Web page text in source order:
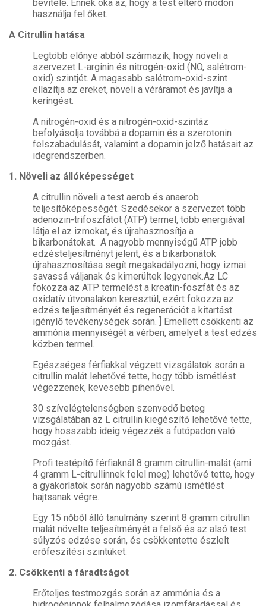
bevitele. Ennek oka az, hogy a test eltérő módon
használja fel őket.
A Citrullin hatása
Legtöbb előnye abból származik, hogy növeli a
szervezet L-arginin és nitrogén-oxid (NO, salétrom-
oxid) szintjét. A magasabb salétrom-oxid-szint
ellazítja az ereket, növeli a véráramot és javítja a
keringést.
A nitrogén-oxid és a nitrogén-oxid-szintáz
befolyásolja továbbá a dopamin és a szerotonin
felszabadulását, valamint a dopamin jelző hatásait az
idegrendszerben.
1. Növeli az állóképességet
A citrullin növeli a test aerob és anaerob
teljesítőképességét. Szedésekor a szervezet több
adenozin-trifoszfátot (ATP) termel, több energiával
látja el az izmokat, és újrahasznosítja a
bikarbonátokat. A nagyobb mennyiségű ATP jobb
edzésteljesítményt jelent, és a bikarbonátok
újrahasznosítása segít megakadályozni, hogy izmai
savassá váljanak és kimerültek legyenek.Az LC
fokozza az ATP termelést a kreatin-foszfát és az
oxidatív útvonalakon keresztül, ezért fokozza az
edzés teljesítményét és regenerációt a kitartást
igénylő tevékenységek során. ] Emellett csökkenti az
ammónia mennyiségét a vérben, amelyet a test edzés
közben termel.
Egészséges férfiakkal végzett vizsgálatok során a
citrullin malát lehetővé tette, hogy több ismétlést
végezzenek, kevesebb pihenővel.
30 szívelégtelenségben szenvedő beteg
vizsgálatában az L citrullin kiegészítő lehetővé tette,
hogy hosszabb ideig végezzék a futópadon való
mozgást.
Profi testépítő férfiaknál 8 gramm citrullin-malát (ami
4 gramm L-citrullinnek felel meg) lehetővé tette, hogy
a gyakorlatok során nagyobb számú ismétlést
hajtsanak végre.
Egy 15 nőből álló tanulmány szerint 8 gramm citrullin
malát növelte teljesítményét a felső és az alsó test
súlyzós edzése során, és csökkentette észlelt
erőfeszítési szintüket.
2. Csökkenti a fáradtságot
Erőteljes testmozgás során az ammónia és a